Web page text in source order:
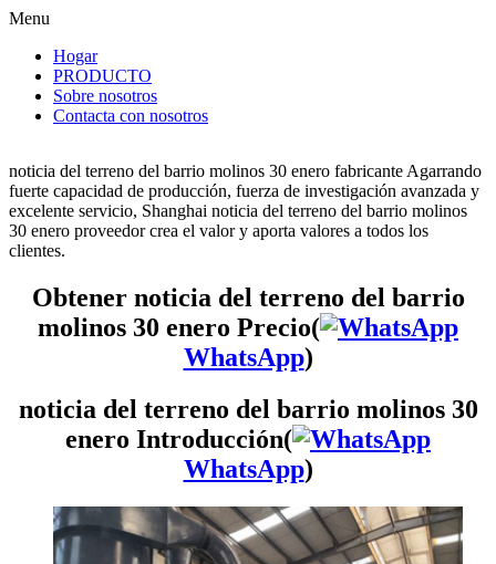
Menu
Hogar
PRODUCTO
Sobre nosotros
Contacta con nosotros
noticia del terreno del barrio molinos 30 enero fabricante Agarrando
fuerte capacidad de producción, fuerza de investigación avanzada y
excelente servicio, Shanghai noticia del terreno del barrio molinos
30 enero proveedor crea el valor y aporta valores a todos los
clientes.
Obtener noticia del terreno del barrio
molinos 30 enero Precio(
WhatsApp)
noticia del terreno del barrio molinos 30
enero Introducción(
WhatsApp)